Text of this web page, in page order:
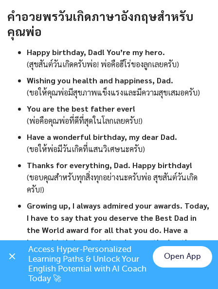
คำอวยพรวันเกิดภาษาอังกฤษสำหรับ
คุณพ่อ
Happy birthday, Dad! You’re my hero.
(สุขสันต์วันเกิดครับพ่อ! พ่อคือฮีโร่ของลูกเลยครับ)
Wishing you health and happiness, Dad.
(ขอให้คุณพ่อมีสุขภาพแข็งแรงและมีความสุขเสมอครับ)
You are the best father ever!
(พ่อคือคุณพ่อที่ดีที่สุดในโลกเลยครับ!)
Have a wonderful birthday, my dear Dad.
(ขอให้พ่อมีวันเกิดที่แสนวิเศษนะครับ)
Thanks for everything, Dad. Happy birthday!
(ขอบคุณสำหรับทุกสิ่งทุกอย่างนะครับพ่อ สุขสันต์วันเกิด
ครับ!)
Growing up, I always admired your awards. Today,
I have to say that you deserve the Best Dad in
the World award for all that you do. Have a
happy birthday, Dad. You deserve the best!
(เมื่อโตขึ้นแล้ว หนูชื่นชมรางวัลของพ่อเสมอ วันนี้ หนูอยาก
บอกว่าพ่อสมควรได้รับรางวัล “พ่อที่ดีที่สุดในโลก” สำหรับ
ทุกสิ่งที่พ่อเคยทำ สุขสันต์วันเกิดพ่อ พ่อสมควรได้รับสิ่งที่ดี
Chat on LINE
Access Hyper-Personalized
Learning Paths & Unlock Your
English Potential with AI Coach
Today 🚀
Open App